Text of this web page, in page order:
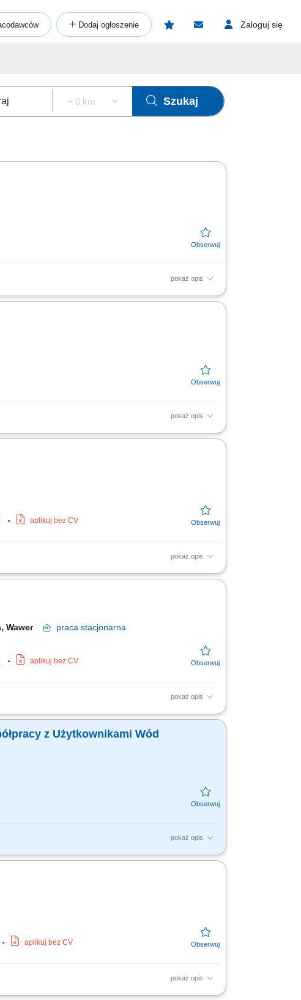
Dodaj ogłoszenie Zaloguj się
Szukaj
pokaż opis
materiałów administracyjnych. Prowadzenie i
pokaż opis
pobieranie i obsługa faktur z Krajowego
aplikuj bez CV
pokaż opis
sekretariatu oraz realizacja bieżących zadań
Wawer praca stacjonarna
aplikuj bez CV
pokaż opis
zgodnie z ich kompetencjami.
z Użytkownikami Wód
pokaż opis
realizację zadań związanych z obowiązującymi
aplikuj bez CV
pokaż opis
finansowej, w tym obsługa faktur, rejestrów